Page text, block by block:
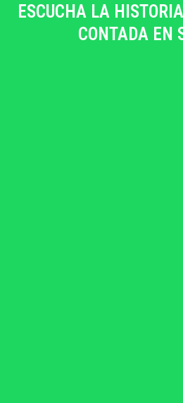
ESCUCHA LA
CONTADA EN